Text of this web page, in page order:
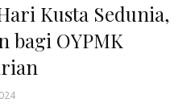
Kusta Sedunia,
bagi OYPMK